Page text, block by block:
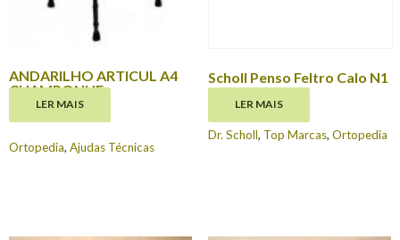
ANDARILHO ARTICUL A4
CHAMPONHE
38.50
LER MAIS
Ortopedia, Ajudas Técnicas
Scholl Penso Feltro Calo N1
3.70LER MAIS
Dr. Scholl, Top Marcas, Ortopedia